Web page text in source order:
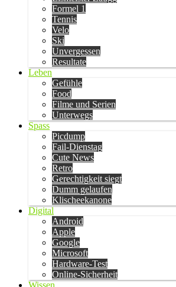
Formel 1
Tennis
Velo
Ski
Unvergessen
Resultate
Leben
Gefühle
Food
Filme und Serien
Unterwegs
Spass
Picdump
Fail-Dienstag
Cute News
Retro
Gerechtigkeit siegt
Dumm gelaufen
Klischeekanone
Digital
Android
Apple
Google
Microsoft
Hardware-Test
Online-Sicherheit
Wissen